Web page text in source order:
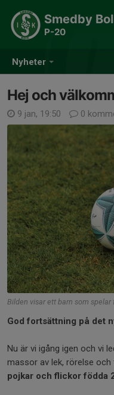
Nyheter
Smedby
P-20
Hej och
9 jan, 19:50 0
Bilden visar ett barn som
God fortsättning på det
Nu är vi igång igen och vi
massor av lek, rörelse
pojkar och flickor födda